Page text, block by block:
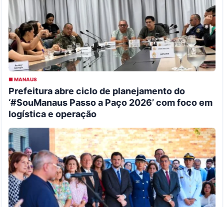
■ MANAUS
Prefeitura abre ciclo de planejamento do
‘#SouManaus Passo a Paço 2026’ com foco em
logística e operação